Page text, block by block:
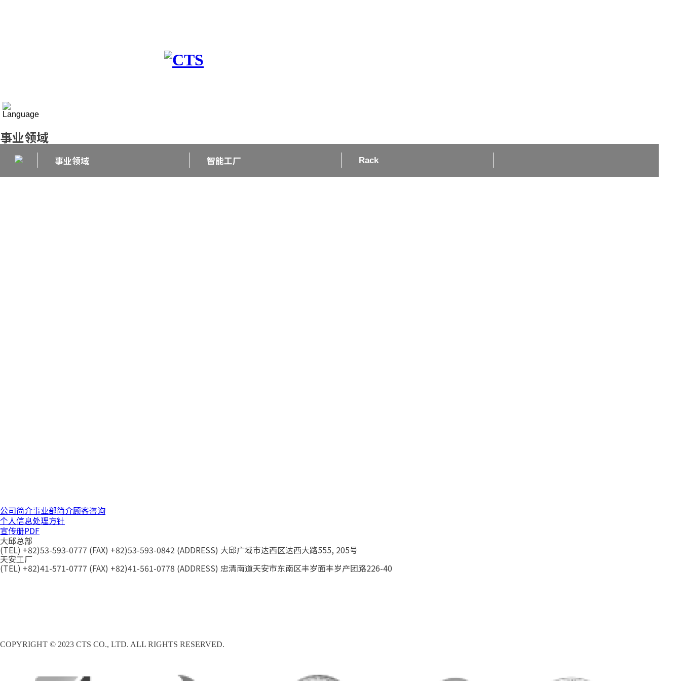
事业领域
事业领域 智能工厂 Rack
公司简介事业部简介顾客咨询
个人信息处理方针
宣传册PDF
大邱总部
(TEL) +82)53-593-0777 (FAX) +82)53-593-0842 (ADDRESS) 大邱广域市达西区达西大路555, 205号
天安工厂
(TEL) +82)41-571-0777 (FAX) +82)41-561-0778 (ADDRESS) 忠清南道天安市东南区丰岁面丰岁产团路226-40
COPYRIGHT © 2023 CTS CO., LTD. ALL RIGHTS RESERVED.